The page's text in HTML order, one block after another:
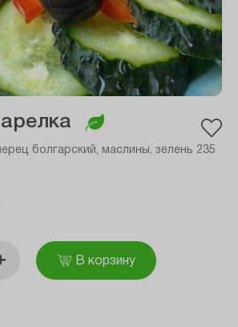
болгарский, маслины, зелень 235
В корзину